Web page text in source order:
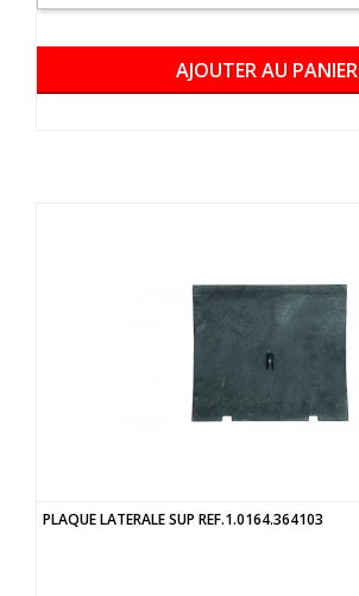
AJOUTER AU PANIER
PLAQUE LATERALE SUP REF.1.0164.364103